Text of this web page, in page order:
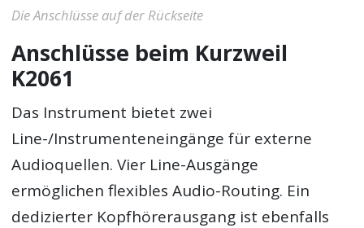
Die Anschlüsse auf der Rückseite
Anschlüsse beim Kurzweil
K2061
Das Instrument bietet zwei
Line-/Instrumenteneingänge für externe
Audioquellen. Vier Line-Ausgänge
ermöglichen flexibles Audio-Routing. Ein
dedizierter Kopfhörerausgang ist ebenfalls